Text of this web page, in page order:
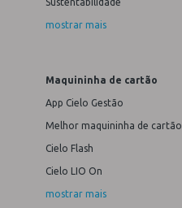
mostrar mais
Maquininha de cartão
App Cielo Gestão
Melhor maquininha de cartão
Cielo Flash
Cielo LIO On
mostrar mais